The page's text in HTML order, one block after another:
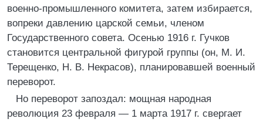
военно-промышленного комитета, затем избирается,
вопреки давлению царской семьи, членом
Государственного совета. Осенью 1916 г. Гучков
становится центральной фигурой группы (он, М. И.
Терещенко, Н. В. Некрасов), планировавшей военный
переворот.
Но переворот запоздал: мощная народная
революция 23 февраля — 1 марта 1917 г. свергает